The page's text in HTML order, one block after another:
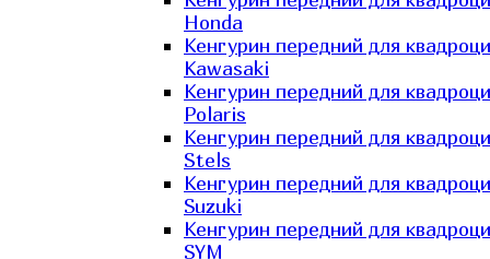
Honda
Кенгурин передний для
Kawasaki
Кенгурин передний для
Polaris
Кенгурин передний для
Stels
Кенгурин передний для
Suzuki
Кенгурин передний для
SYM